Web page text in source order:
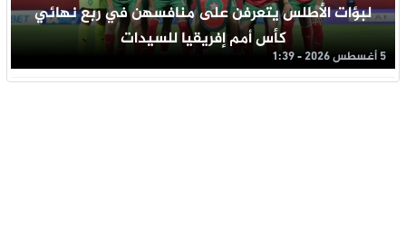
لبؤات الأطلس يتعرفن على منافسهن في ربع نهائي
كأس أمم إفريقيا للسيدات
5 أغسطس 2026 - 1:39